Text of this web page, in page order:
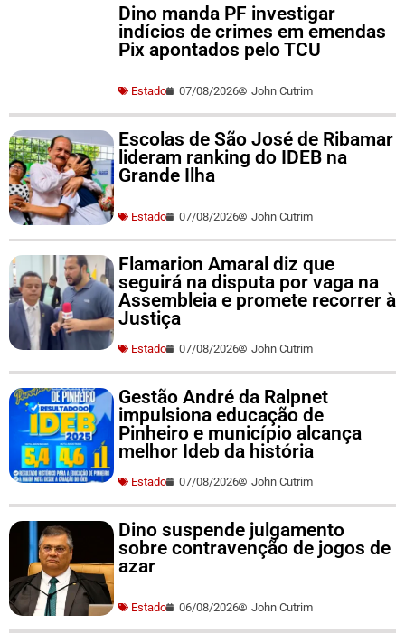
Dino manda PF investigar
indícios de crimes em emendas
Pix apontados pelo TCU
Estado 07/08/2026 John Cutrim
Escolas de São José de Ribamar
lideram ranking do IDEB na
Grande Ilha
Estado 07/08/2026 John Cutrim
Flamarion Amaral diz que
seguirá na disputa por vaga na
Assembleia e promete recorrer à
Justiça
Estado 07/08/2026 John Cutrim
Gestão André da Ralpnet
impulsiona educação de
Pinheiro e município alcança
melhor Ideb da história
Estado 07/08/2026 John Cutrim
Dino suspende julgamento
sobre contravenção de jogos de
azar
Estado 06/08/2026 John Cutrim